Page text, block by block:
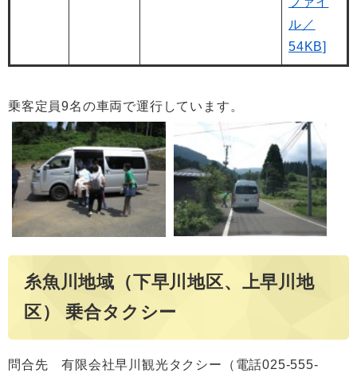
ル／
54KB]
乗客定員9名の車両で運行しています。
糸魚川地域（下早川地区、上早川地
区） 乗合タクシー
問合先 有限会社早川観光タクシー（電話025-555-